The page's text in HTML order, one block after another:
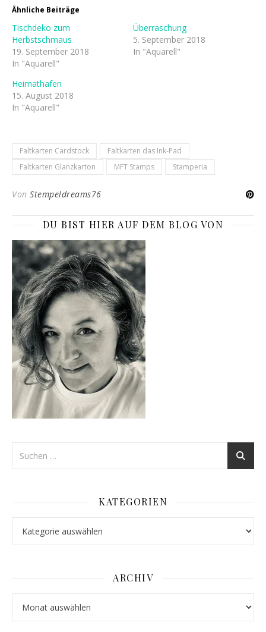
Ähnliche Beiträge
Tischdeko zum
Herbstschmaus
19. September 2018
In "Aquarell"
Überraschung
5. September 2018
In "Aquarell"
Heimathafen
15. August 2018
In "Aquarell"
Faltkarten Cardstock
Faltkarten das Ink-Pad
Faltkarten Glanzkarton
MFT Stamps Stamperia
Von Stempeldreams76
DU BIST HIER AUF DEM BLOG VON
KATEGORIEN
ARCHIV